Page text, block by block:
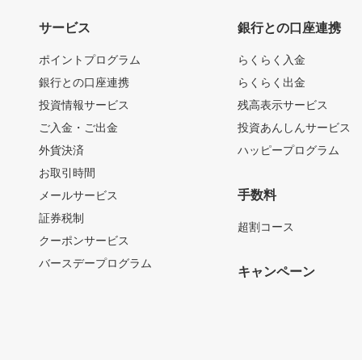
サービス
ポイントプログラム
銀行との口座連携
投資情報サービス
ご入金・ご出金
外貨決済
お取引時間
メールサービス
証券税制
クーポンサービス
バースデープログラム
銀行との口座連携
らくらく入金
らくらく出金
残高表示サービス
投資あんしんサービス
ハッピープログラム
手数料
超割コース
キャンペーン